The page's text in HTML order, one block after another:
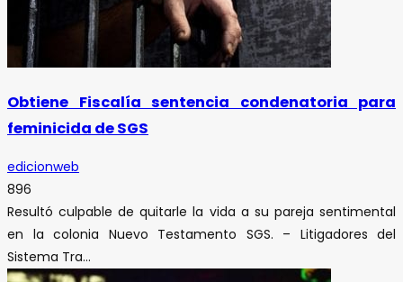
Obtiene Fiscalía sentencia condenatoria para
feminicida de SGS
edicionweb
896
Resultó culpable de quitarle la vida a su pareja sentimental
en la colonia Nuevo Testamento SGS. – Litigadores del
Sistema Tra...